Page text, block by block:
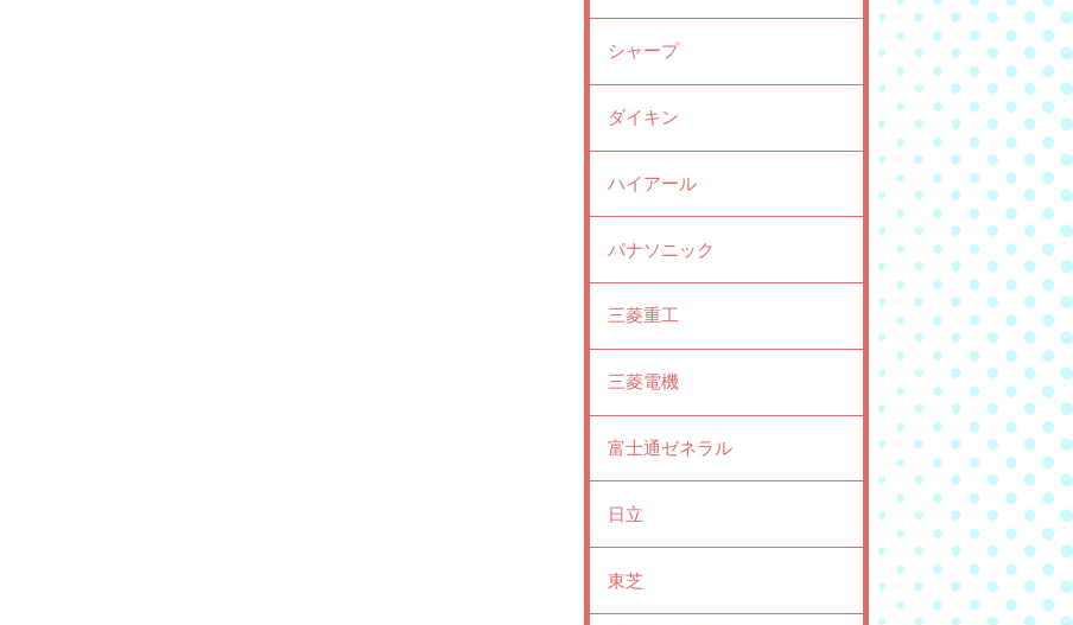
シャープ
ダイキン
ハイアール
パナソニック
三菱重工
三菱電機
富士通ゼネラル
日立
東芝